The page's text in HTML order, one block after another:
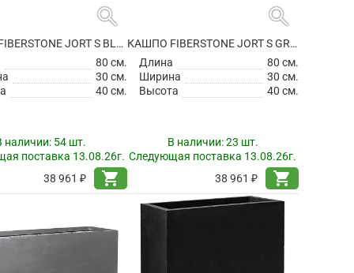
search
КАШПО FIBERSTONE JORT S BLACK
80 см.
30 см.
40 см.
наличии: 54 шт.
поставка 13.08.26г.
38 961 ₽
shopping_cart
search
КАШПО FIBERSTONE JORT S GREY
Длина
80 см.
Ширина
30 см.
Высота
40 см.
В наличии:23 шт.
Следующая поставка 13.08.26г.
38 961 ₽
shopping_cart